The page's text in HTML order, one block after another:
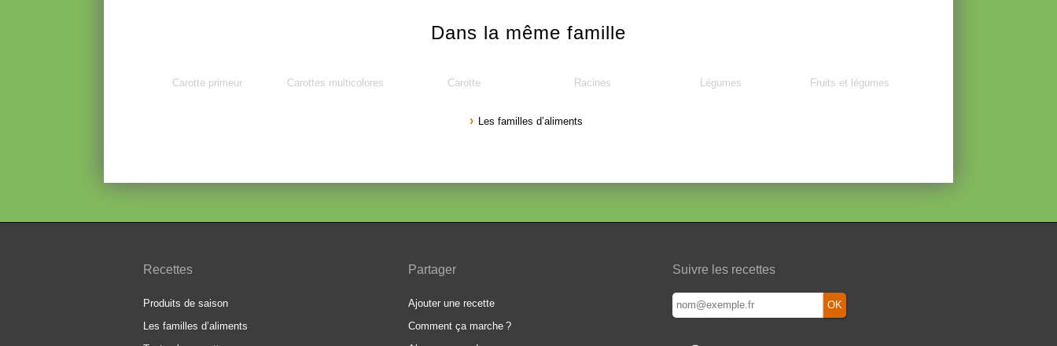
Dans la même famille
Carotte primeur Carottes multicolores Carotte Racines Légumes Fruits et légumes
Les familles d’aliments
Recettes
Produits de saison
Les familles d’aliments
Partager
Ajouter une recette
Comment ça marche ?
Suivre les recettes
OK